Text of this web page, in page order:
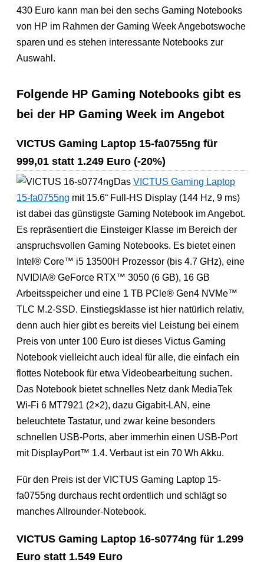
430 Euro kann man bei den sechs Gaming Notebooks
von HP im Rahmen der Gaming Week Angebotswoche
sparen und es stehen interessante Notebooks zur
Auswahl.
Folgende HP Gaming Notebooks gibt es
bei der HP Gaming Week im Angebot
VICTUS Gaming Laptop 15-fa0755ng für
999,01 statt 1.249 Euro (-20%)
DasVICTUS Gaming Laptop
15-fa0755ng mit 15.6“ Full-HS Display (144 Hz, 9 ms)
ist dabei das günstigste Gaming Notebook im Angebot.
Es repräsentiert die Einsteiger Klasse im Bereich der
anspruchsvollen Gaming Notebooks. Es bietet einen
Intel® Core™ i5 13500H Prozessor (bis 4.7 GHz), eine
NVIDIA® GeForce RTX™ 3050 (6 GB), 16 GB
Arbeitsspeicher und eine 1 TB PCle® Gen4 NVMe™
TLC M.2-SSD. Einstiegsklasse ist hier natürlich relativ,
denn auch hier gibt es bereits viel Leistung bei einem
Preis von unter 100 Euro ist dieses Victus Gaming
Notebook vielleicht auch ideal für alle, die einfach ein
flottes Notebook für etwa Videobearbeitung suchen.
Das Notebook bietet schnelles Netz dank MediaTek
Wi-Fi 6 MT7921 (2×2), dazu Gigabit-LAN, eine
beleuchtete Tastatur, und zwar keine besonders
schnellen USB-Ports, aber immerhin einen USB-Port
mit DisplayPort™ 1.4. Verbaut ist ein 70 Wh Akku.
Für den Preis ist der VICTUS Gaming Laptop 15-
fa0755ng durchaus recht ordentlich und schlägt so
manches Allrounder-Notebook.
VICTUS Gaming Laptop 16-s0774ng für 1.299
Euro statt 1.549 Euro